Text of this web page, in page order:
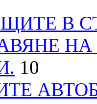
В
10